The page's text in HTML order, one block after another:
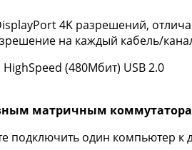
4K разрешений,
на каждый кабель/
(480Мбит) USB 2.0
матричным
подключить один компьютер к